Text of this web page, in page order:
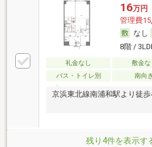
16万円
管理費
なし
8階 /
礼金なし 敷金な
バス・トイレ別
南向き
京浜東北線南浦和駅より徒歩
残り4件を表示す